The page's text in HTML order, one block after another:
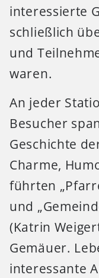
interessierte
schließlich
und
waren.
An jeder
Besucher
Geschichte
Charme,
führten
und
(Katrin
Gemäuer.
interessante